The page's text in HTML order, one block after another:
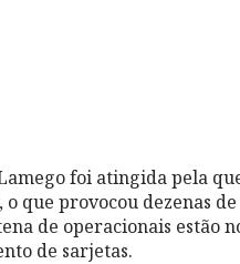
foi atingida pela
o que provocou dezenas
de operacionais estão
de sarjetas.